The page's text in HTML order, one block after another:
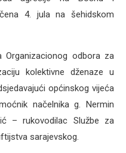
4. jula na šehidskom
odbora za
kolektivne dženaze u
općinskog vijeća
načelnika g. Nermin
– rukovodilac Službe za
sarajevskog.